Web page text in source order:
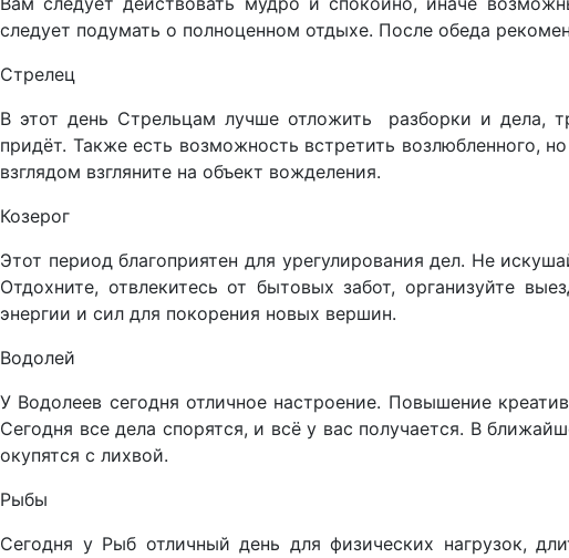
следует подумать о полноценном отдыхе. После обеда
Стрелец
В этот день Стрельцам лучше отложить разборки и дела,
придёт. Также есть возможность встретить возлюбленного,
взглядом взгляните на объект вожделения.
Козерог
Этот период благоприятен для урегулирования дел. Не
Отдохните, отвлекитесь от бытовых забот, организуйте
энергии и сил для покорения новых вершин.
Водолей
У Водолеев сегодня отличное настроение. Повышение
Сегодня все дела спорятся, и всё у вас получается. В
окупятся с лихвой.
Рыбы
Сегодня у Рыб отличный день для физических нагрузок,